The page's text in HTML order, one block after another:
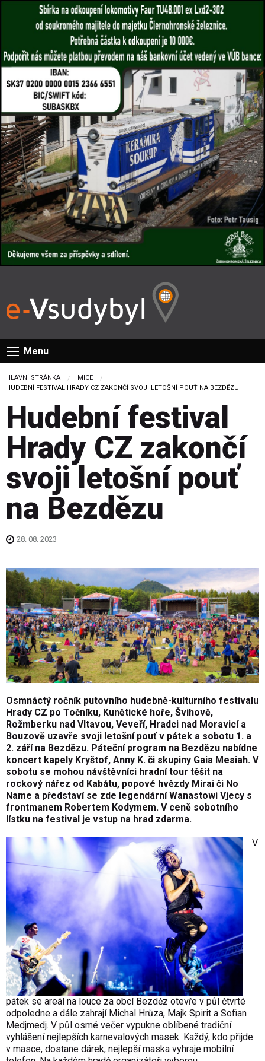
Menu
HLAVNÍ STRÁNKA
MICE
CURRENT:
HUDEBNÍ FESTIVAL HRADY CZ ZAKONČÍ SVOJI LETOŠNÍ POUŤ NA BEZDĚZU
Hudební festival
Hrady CZ zakončí
svoji letošní pouť
na Bezdězu
28. 08. 2023
Osmnáctý ročník putovního hudebně-kulturního festivalu
Hrady CZ po Točníku, Kunětické hoře, Švihově,
Rožmberku nad Vltavou, Veveří, Hradci nad Moravicí a
Bouzově uzavře svoji letošní pouť v pátek a sobotu 1. a
2. září na Bezdězu. Páteční program na Bezdězu nabídne
koncert kapely Kryštof, Anny K. či skupiny Gaia Mesiah. V
sobotu se mohou návštěvníci hradní tour těšit na
rockový nářez od Kabátu, popové hvězdy Mirai či No
Name a představí se zde legendární Wanastowi Vjecy s
frontmanem Robertem Kodymem. V ceně sobotního
lístku na festival je vstup na hrad zdarma.
V
pátek se areál na louce za obcí Bezděz otevře v půl čtvrté
odpoledne a dále zahrají Michal Hrůza, Majk Spirit a Sofian
Medjmedj. V půl osmé večer vypukne oblíbené tradiční
vyhlášení nejlepších karnevalových masek. Každý, kdo přijde
v masce, dostane dárek, nejlepší maska vyhraje mobilní